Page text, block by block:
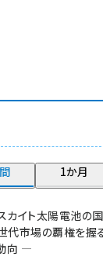
(265)
(177)
ム (141)
1か月
カイト太陽電池の国
市場の覇権を握
向 ―